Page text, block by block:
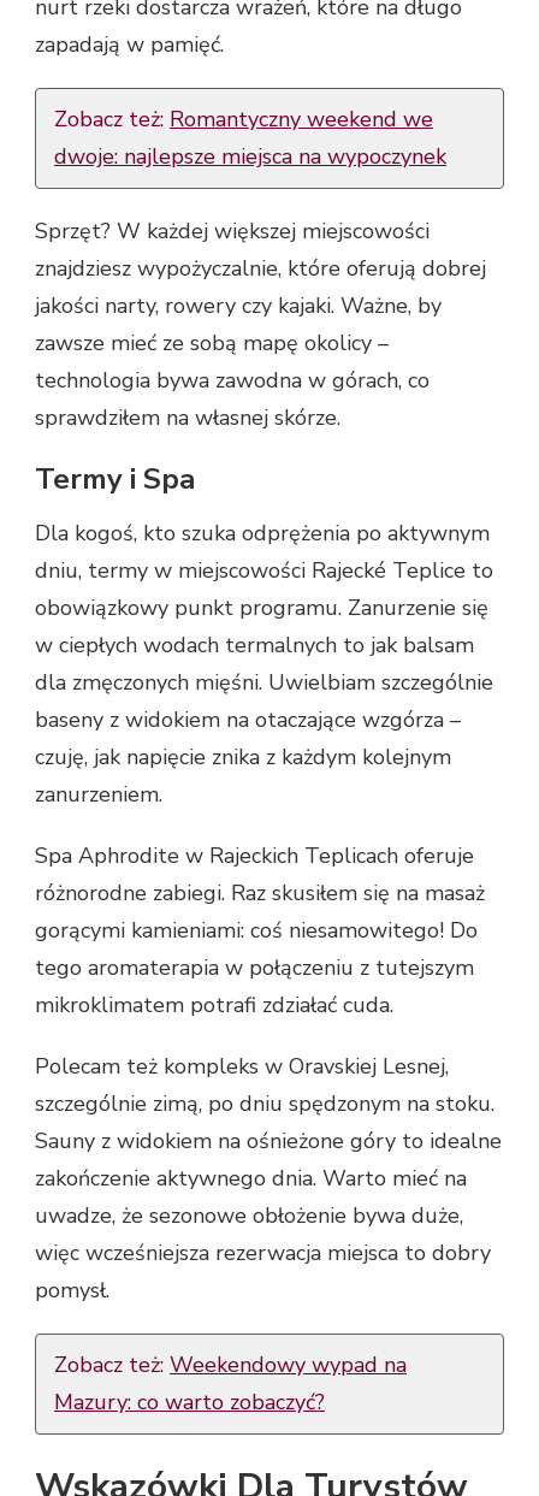
nurt rzeki dostarcza wrażeń, które na długo
zapadają w pamięć.
Zobacz też: Romantyczny weekend we
dwoje: najlepsze miejsca na wypoczynek
Sprzęt? W każdej większej miejscowości
znajdziesz wypożyczalnie, które oferują dobrej
jakości narty, rowery czy kajaki. Ważne, by
zawsze mieć ze sobą mapę okolicy –
technologia bywa zawodna w górach, co
sprawdziłem na własnej skórze.
Termy i Spa
Dla kogoś, kto szuka odprężenia po aktywnym
dniu, termy w miejscowości Rajecké Teplice to
obowiązkowy punkt programu. Zanurzenie się
w ciepłych wodach termalnych to jak balsam
dla zmęczonych mięśni. Uwielbiam szczególnie
baseny z widokiem na otaczające wzgórza –
czuję, jak napięcie znika z każdym kolejnym
zanurzeniem.
Spa Aphrodite w Rajeckich Teplicach oferuje
różnorodne zabiegi. Raz skusiłem się na masaż
gorącymi kamieniami: coś niesamowitego! Do
tego aromaterapia w połączeniu z tutejszym
mikroklimatem potrafi zdziałać cuda.
Polecam też kompleks w Oravskiej Lesnej,
szczególnie zimą, po dniu spędzonym na stoku.
Sauny z widokiem na ośnieżone góry to idealne
zakończenie aktywnego dnia. Warto mieć na
uwadze, że sezonowe obłożenie bywa duże,
więc wcześniejsza rezerwacja miejsca to dobry
pomysł.
Zobacz też: Weekendowy wypad na
Mazury: co warto zobaczyć?